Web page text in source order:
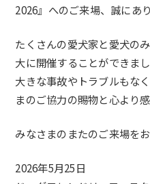
2026』へのご来場、誠にあ
たくさんの愛犬家と愛犬の
大に開催することができまし
大きな事故やトラブルもな
まのご協力の賜物と心より
みなさまのまたのご来場を
2026年5月25日